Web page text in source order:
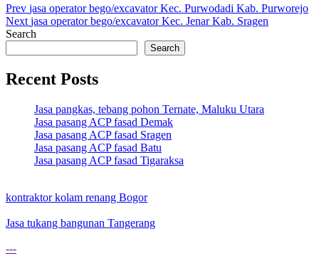
Post
navigation
Prev jasa operator bego/excavator Kec. Purwodadi Kab. Purworejo
Next jasa operator bego/excavator Kec. Jenar Kab. Sragen
Search
Search
Recent Posts
Jasa pangkas, tebang pohon Ternate, Maluku Utara
Jasa pasang ACP fasad Demak
Jasa pasang ACP fasad Sragen
Jasa pasang ACP fasad Batu
Jasa pasang ACP fasad Tigaraksa
kontraktor kolam renang Bogor
Jasa tukang bangunan Tangerang
---